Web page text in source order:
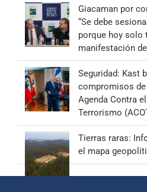
Giacaman por
“Se debe
porque hoy solo
manifestación
Seguridad: Kast
compromisos
Agenda Contra
Terrorismo
Tierras raras:
el mapa